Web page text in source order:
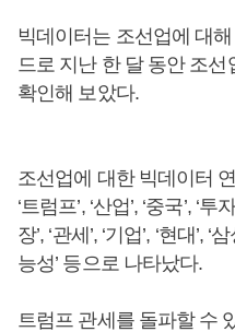
빅데이터는 조선업에 대
드로 지난 한 달 동안 조
확인해 보았다.
조선업에 대한 빅데이터 연
‘트럼프’, ‘산업’, ‘중국’, ‘투
장’, ‘관세’, ‘기업’, ‘현대’, ‘
능성’ 등으로 나타났다.
트럼프 관세를 돌파할 수